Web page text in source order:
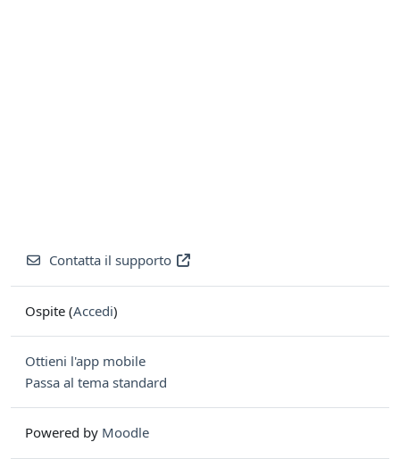
Contatta il supporto
Ospite (Accedi)
Ottieni l'app mobile
Passa al tema standard
Powered by Moodle